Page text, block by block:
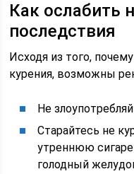
Как ослабить
последствия
Исходя из того,
курения, возможны
Не
Старайтесь не
утреннюю
голодный